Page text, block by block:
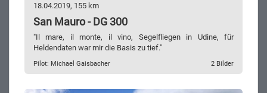
18.04.2019, 155 km
San Mauro - DG 300
"Il mare, il monte, il vino, Segelfliegen in Udine, für
Heldendaten war mir die Basis zu tief."
Pilot: Michael Gaisbacher 2 Bilder